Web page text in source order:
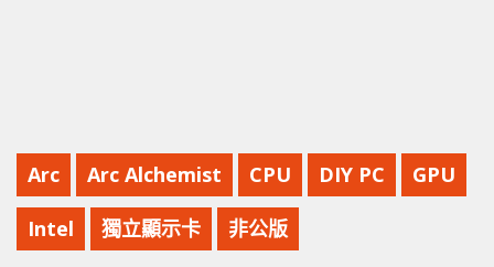
Arc Arc Alchemist CPU DIY PC GPU
Intel 獨立顯示卡 非公版